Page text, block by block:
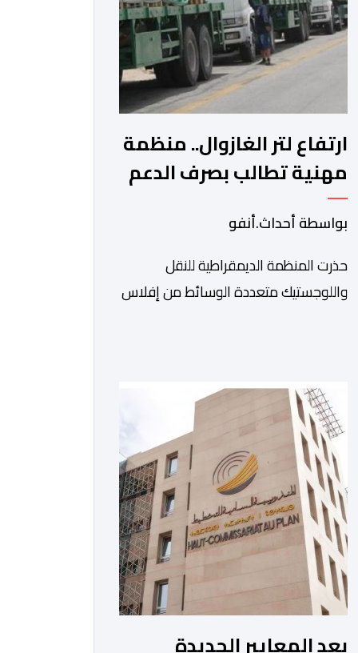
ارتفاع لتر الغازوال.. منظمة
مهنية تطالب بصرف الدعم
وتحذر من إفلاس شركات
النقل
بواسطة أحداث.أنفو
حذرت المنظمة الديمقراطية للنقل
واللوجستيك متعددة الوسائط من إفلاس
الدعم المباشر المخصص لمهنيي النقل
الطرقي. وجاء بلاغ للمنظمة، “أصبحت
المقاولات النقلية، والسائقون المهنيون،
على حد سواء، يواجهون ضغوطا
اقتصادية غير مسبوقة نتيجة الارتفاع
المستمر في كلفة العملية النقلية، حيث
[…]
بعد المعايير الجديدة